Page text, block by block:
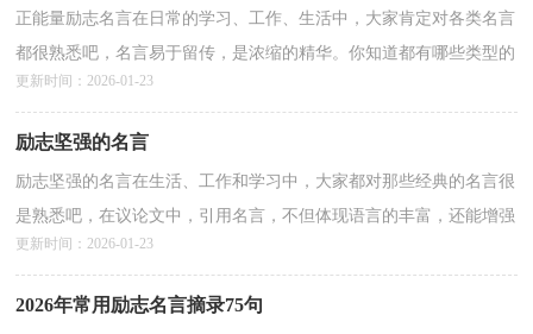
正能量励志名言在日常的学习、工作、生活中，大家肯定对各类名言
都很熟悉吧，名言易于留传，是浓缩的精华。你知道都有哪些类型的
名言吗？下面是小编为大家整理的正能量励志名言，供大...
更新时间：2026-01-23
励志坚强的名言
励志坚强的名言在生活、工作和学习中，大家都对那些经典的名言很
是熟悉吧，在议论文中，引用名言，不但体现语言的丰富，还能增强
观点的说服力，使文章顿时有了亮色，起到锦上添花的效果。...
更新时间：2026-01-23
2026年常用励志名言摘录75句